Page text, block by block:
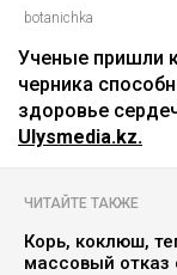
botanichka
Ученые пришли
черника
здоровье
Ulysmedia.kz.
ЧИТАЙТЕ ТАКЖЕ
Корь, коклюш,
массовый отказ